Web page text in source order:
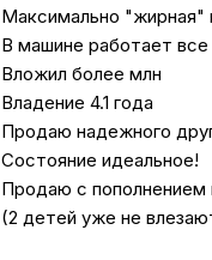
Максимально "жирная"
В машине работает все
Вложил более млн
Владение 4.1 года
Продаю надежного
Состояние идеальное!
Продаю с пополнением
(2 детей уже не